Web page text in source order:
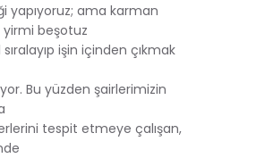
yapıyoruz; ama karman
beşotuz
işin içinden çıkmak
Bu yüzden şairlerimizin
tespit etmeye çalışan,